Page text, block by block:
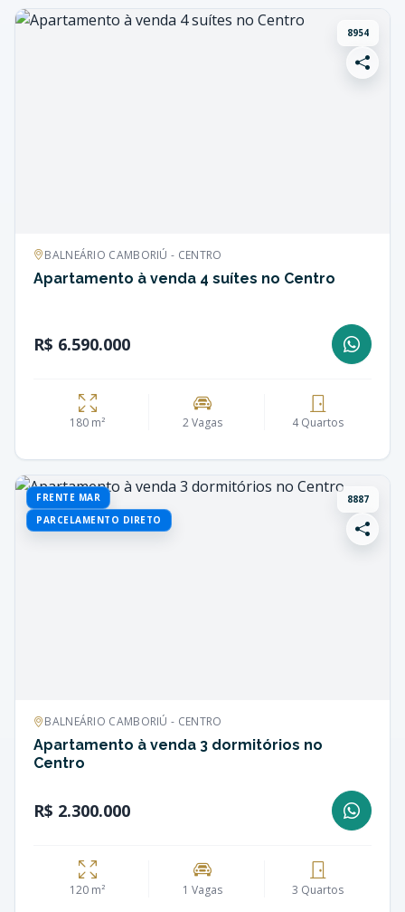
8954
BALNEÁRIO CAMBORIÚ - CENTRO
Apartamento à venda 4 suítes no Centro
R$ 6.590.000
180 m² 2 Vagas 4 Quartos
FRENTE MAR
PARCELAMENTO DIRETO
8887
BALNEÁRIO CAMBORIÚ - CENTRO
Apartamento à venda 3 dormitórios no
Centro
R$ 2.300.000
120 m² 1 Vagas 3 Quartos